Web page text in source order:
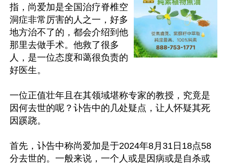
指，尚爱加是全国治疗脊椎空
洞症非常厉害的人之一，好多
地方治不了的，都会介绍到他
那里去做手术。他救了很多
人，是一位态度和蔼很负责的
好医生。
一位正值壮年且在其领域堪称专家的教授，究竟是
因何去世的呢？讣告中的几处疑点，让人怀疑其死
因蹊跷。
首先，讣告中称尚爱加是于2024年8月31日18点58
分去世的。一般来说，一个人或是因病或是自杀或